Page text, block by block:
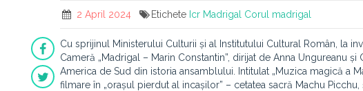
2 April 2024 Etichete Icr Madrigal Corul madrigal
Cu sprijinul Ministerului Culturii și al Institutului Cultural Român, la
Cameră „Madrigal – Marin Constantin”, dirijat de Anna Ungureanu
America de Sud din istoria ansamblului. Intitulat „Muzica magică a
filmare în „orașul pierdut al incașilor” – cetatea sacră Machu